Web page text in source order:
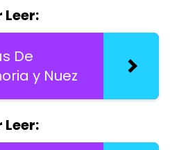
Leer:
De
y Nuez
Leer: